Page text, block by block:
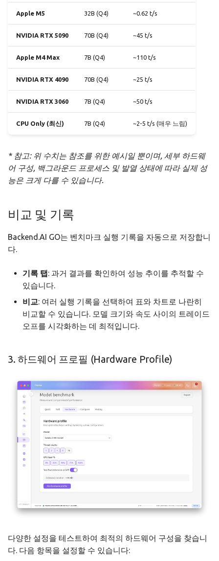
Apple M5 32B (Q4) ~0.62 t/s
NVIDIA RTX 5090 70B (Q4) ~45 t/s
Apple M4 Max 7B (Q4) ~110 t/s
NVIDIA RTX 4090 70B (Q4) ~25 t/s
NVIDIA RTX 3060 7B (Q4) ~50 t/s
CPU Only (최신) 7B (Q4) ~2-5 t/s (매우 느림)
* 참고: 위 수치는 참조를 위한 예시일 뿐이며, 세부 하드웨
어 구성, 백그라운드 프로세스 및 발열 상태에 따라 실제 성
능은 크게 다를 수 있습니다.
비교 및 기록
Backend.AI GO는 벤치마크 실행 기록을 자동으로 저장합니
다.
기록 탭 : 과거 결과를 확인하여 성능 추이를 추적할 수
있습니다.
비교: 여러 실행 기록을 선택하여 표와 차트로 나란히
비교할 수 있습니다. 모델 크기와 속도 사이의 트레이드
오프를 시각화하는 데 최적입니다.
3. 하드웨어 프로필 (Hardware Profile)
다양한 설정을 테스트하여 최적의 하드웨어 구성을 찾습니
다. 다음 항목을 설정할 수 있습니다: